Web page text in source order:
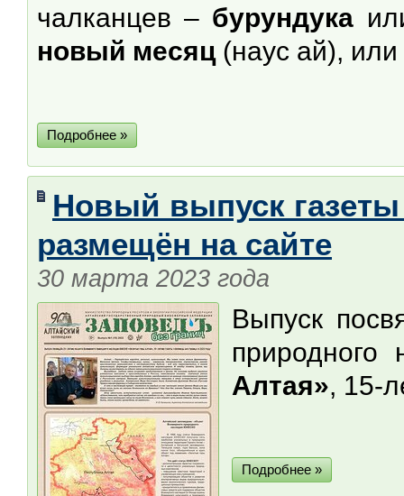
чалканцев – бурундука
новый месяц(наус ай), или
Подробнее »
Новый выпуск
размещён на сайте
30 марта 2023 года
Выпуск
Алтая», 15-
Подробнее »